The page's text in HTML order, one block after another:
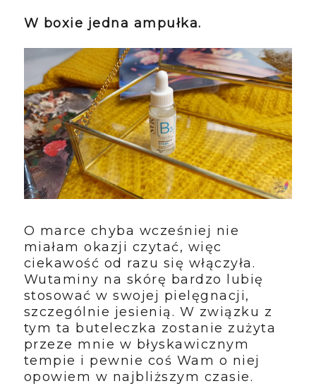
W boxie jedna ampułka.
O marce chyba wcześniej nie
miałam okazji czytać, więc
ciekawość od razu się włączyła.
Wutaminy na skórę bardzo lubię
stosować w swojej pielęgnacji,
szczególnie jesienią. W związku z
tym ta buteleczka zostanie zużyta
przeze mnie w błyskawicznym
tempie i pewnie coś Wam o niej
opowiem w najbliższym czasie.